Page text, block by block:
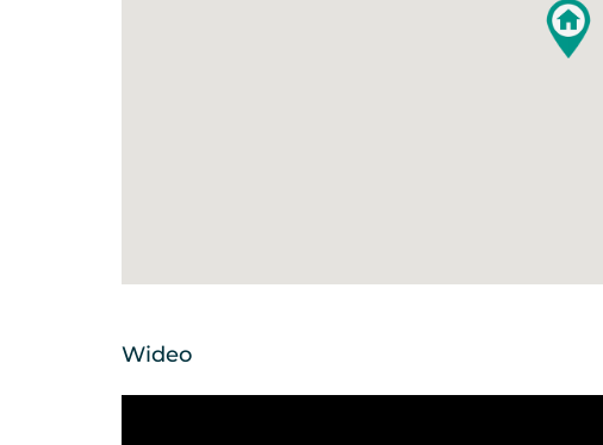
Wideo